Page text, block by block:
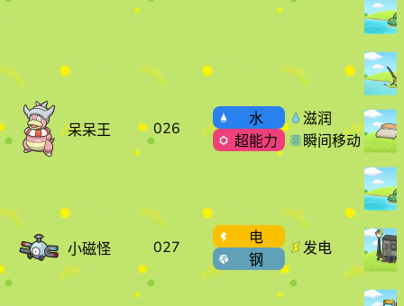
呆呆王 026
水
超能力
滋润
瞬间移动
小磁怪 027
电
钢
发电